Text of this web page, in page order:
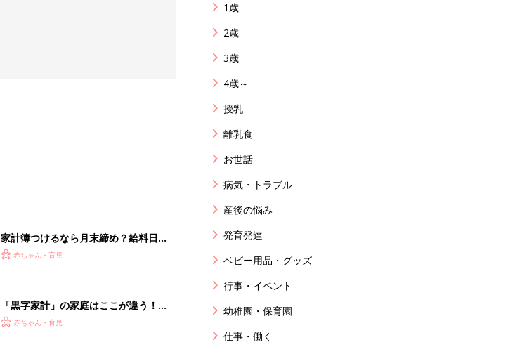
家計簿つけるなら月末締め？給料日締
め？ どうすりゃいいの！家計管理
赤ちゃん・育児
「黒字家計」の家庭はここが違う！節
約のコツ教えて！
赤ちゃん・育児
1歳
2歳
3歳
4歳～
授乳
離乳食
お世話
病気・トラブル
産後の悩み
発育発達
ベビー用品・グッズ
行事・イベント
幼稚園・保育園
仕事・働く